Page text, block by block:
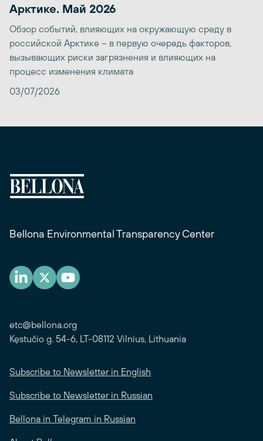
Арктике. Май 2026
Обзор событий, влияющих на окружающую среду в
российской Арктике – в первую очередь факторов,
вызывающих риски загрязнения и влияющих на
процесс изменения климата
03/07/2026
Bellona Environmental Transparency Center
etc@bellona.org
Kęstučio g. 54-6, LT-08112 Vilnius, Lithuania
Subscribe to Newsletter in English
Subscribe to Newsletter in Russian
Bellona in Telegram in Russian